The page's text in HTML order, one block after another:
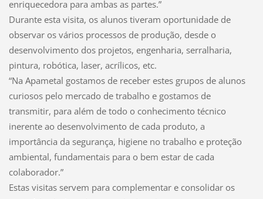
enriquecedora para ambas as partes.”
Durante esta visita, os alunos tiveram oportunidade de
observar os vários processos de produção, desde o
desenvolvimento dos projetos, engenharia, serralharia,
pintura, robótica, laser, acrílicos, etc.
“Na Apametal gostamos de receber estes grupos de alunos
curiosos pelo mercado de trabalho e gostamos de
transmitir, para além de todo o conhecimento técnico
inerente ao desenvolvimento de cada produto, a
importância da segurança, higiene no trabalho e proteção
ambiental, fundamentais para o bem estar de cada
colaborador.”
Estas visitas servem para complementar e consolidar os